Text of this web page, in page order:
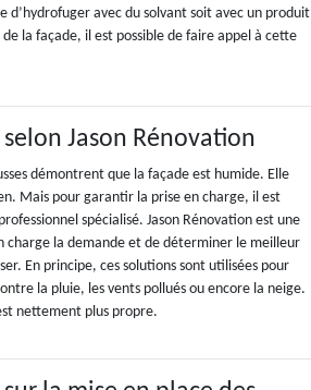
d’hydrofuger avec du solvant soit avec un produit
de la façade, il est possible de faire appel à cette
Jason Rénovation
démontrent que la façade est humide. Elle
Mais pour garantir la prise en charge, il est
spécialisé. Jason Rénovation est une
charge la demande et de déterminer le meilleur
En principe, ces solutions sont utilisées pour
la pluie, les vents pollués ou encore la neige.
nettement plus propre.